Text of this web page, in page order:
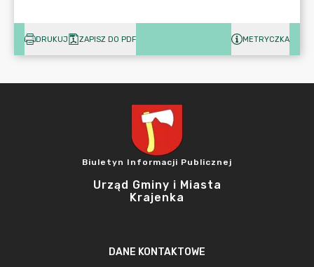
DRUKUJ ZAPISZ DO PDF METRYCZKA
Biuletyn Informacji Publicznej
Urząd Gminy i Miasta
Krajenka
DANE KONTAKTOWE